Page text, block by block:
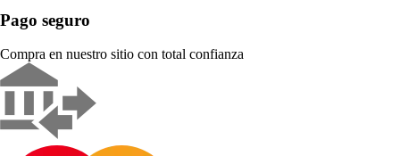
Pago seguro
Compra en nuestro sitio con total confianza